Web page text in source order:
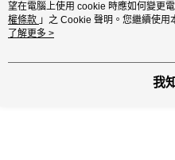
望在電腦上使用 cookie 時應如何變更
權條款 」之 Cookie 聲明。您繼續使
用條款之 Cookie 聲明使用 cookie。
了解更多 >
我